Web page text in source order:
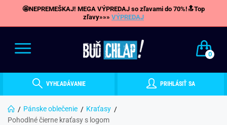
🤩NEPREMEŠKAJ! MEGA VÝPREDAJ so zľavami do 70%!🔝Top
zľavy»»» VÝPREDAJ
0
VYHĽADÁVANIE PRIHLÁSIŤ SA
Pánske oblečenie
Kraťasy
Pohodlné čierne kraťasy s logom